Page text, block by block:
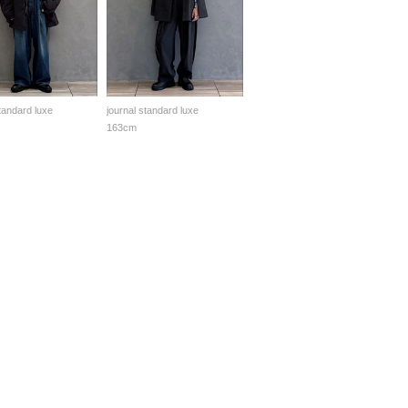
luxe
journal standard luxe
163cm